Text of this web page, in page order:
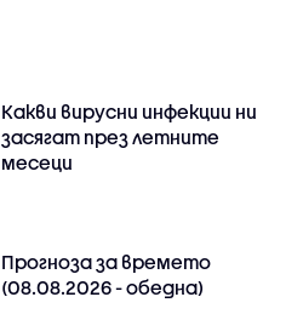
Какви вирусни инфекции ни
засягат през летните
месеци
Прогноза за времето
(08.08.2026 - обедна)